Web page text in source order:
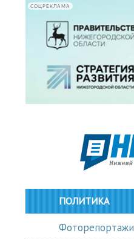
СОЦРЕКЛАМА
ПОЛИТИКА
Фоторепортажи